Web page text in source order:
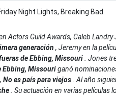
Night Lights, Breaking Bad.
Actors Guild Awards, Caleb
generación , Jeremy en la
de Ebbing, Missouri Jones
Ebbing, Missouriganó
No es país para viejos
. Al año
Su actuación en varias películas